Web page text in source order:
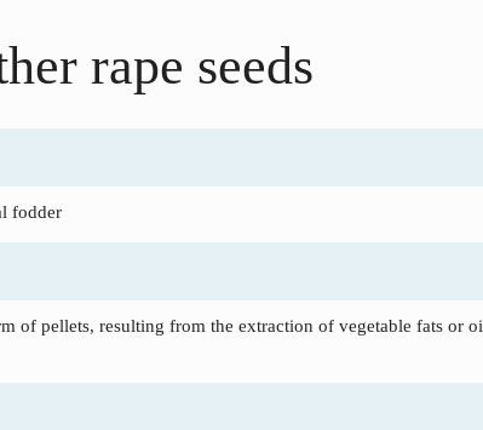
rape seeds
fodder
of pellets, resulting from the extraction of vegetable fats or